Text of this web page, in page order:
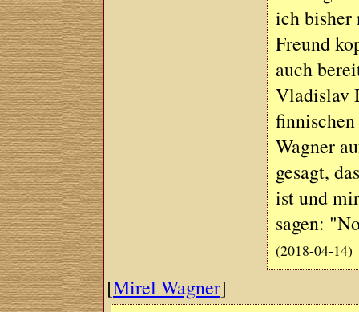
ich
Freund
auch
Vladislav
Wagner
gesagt,
ist und
sagen:
(2018-04-14)
[Mirel Wagner]